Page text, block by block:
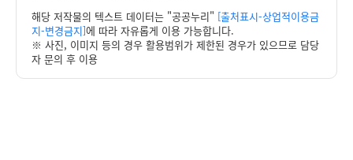
해당 저작물의 텍스트 데이터는 "공공누리" [출처표시-상업적이용금
지-변경금지]에 따라 자유롭게 이용 가능합니다.
※ 사진, 이미지 등의 경우 활용범위가 제한된 경우가 있으므로 담당
자 문의 후 이용